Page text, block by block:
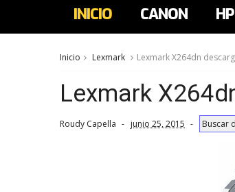
INICIO CANON HP
Inicio Lexmark Lexmark X264dn
Lexmark
Roudy Capella junio 25, 2015 Buscar